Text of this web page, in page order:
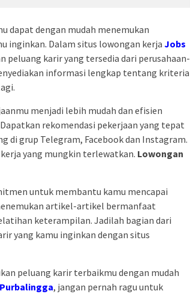
dapat dengan mudah menemukan
inginkan. Dalam situs lowongan kerja Jobs
peluang karir yang tersedia dari perusahaan-
informasi lengkap tentang kriteria
menjadi lebih mudah dan efisien
rekomendasi pekerjaan yang tepat
di grup Telegram, Facebook dan Instagram.
yang mungkin terlewatkan. Lowongan
untuk membantu kamu mencapai
artikel-artikel bermanfaat
keterampilan. Jadilah bagian dari
yang kamu inginkan dengan situs
peluang karir terbaikmu dengan mudah
, jangan pernah ragu untuk